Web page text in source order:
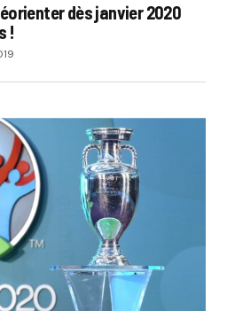
dès janvier 2020
!